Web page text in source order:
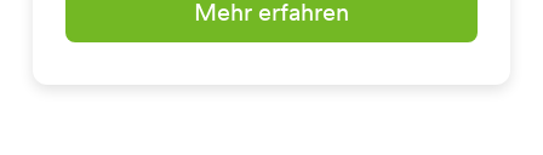
Mehr erfahren